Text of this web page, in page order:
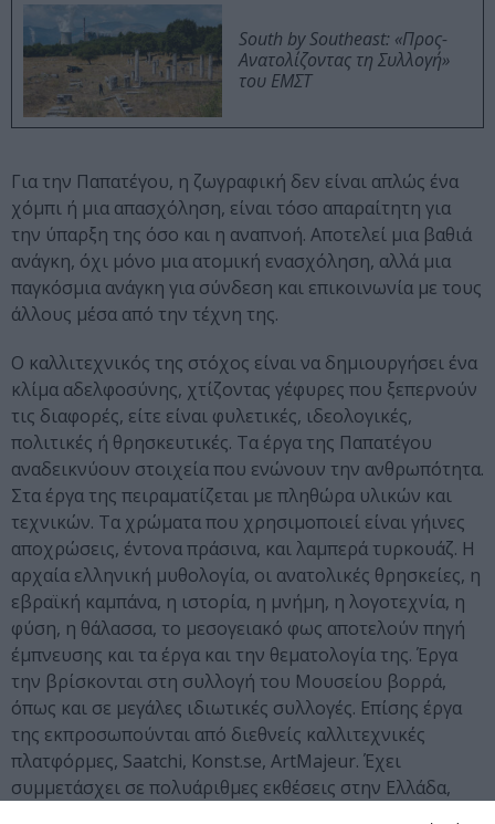
South by Southeast: «Προς-
Ανατολίζοντας τη Συλλογή»
του ΕΜΣΤ
Για την Παπατέγου, η ζωγραφική δεν είναι απλώς ένα
χόμπι ή μια απασχόληση, είναι τόσο απαραίτητη για
την ύπαρξη της όσο και η αναπνοή. Αποτελεί μια βαθιά
ανάγκη, όχι μόνο μια ατομική ενασχόληση, αλλά μια
παγκόσμια ανάγκη για σύνδεση και επικοινωνία με τους
άλλους μέσα από την τέχνη της.
Ο καλλιτεχνικός της στόχος είναι να δημιουργήσει ένα
κλίμα αδελφοσύνης, χτίζοντας γέφυρες που ξεπερνούν
τις διαφορές, είτε είναι φυλετικές, ιδεολογικές,
πολιτικές ή θρησκευτικές. Τα έργα της Παπατέγου
αναδεικνύουν στοιχεία που ενώνουν την ανθρωπότητα.
Στα έργα της πειραματίζεται με πληθώρα υλικών και
τεχνικών. Τα χρώματα που χρησιμοποιεί είναι γήινες
αποχρώσεις, έντονα πράσινα, και λαμπερά τυρκουάζ. Η
αρχαία ελληνική μυθολογία, οι ανατολικές θρησκείες, η
εβραϊκή καμπάνα, η ιστορία, η μνήμη, η λογοτεχνία, η
φύση, η θάλασσα, το μεσογειακό φως αποτελούν πηγή
έμπνευσης και τα έργα και την θεματολογία της. Έργα
την βρίσκονται στη συλλογή του Μουσείου βορρά,
όπως και σε μεγάλες ιδιωτικές συλλογές. Επίσης έργα
της εκπροσωπούνται από διεθνείς καλλιτεχνικές
πλατφόρμες, Saatchi, Konst.se, ArtMajeur. Έχει
συμμετάσχει σε πολυάριθμες εκθέσεις στην Ελλάδα,